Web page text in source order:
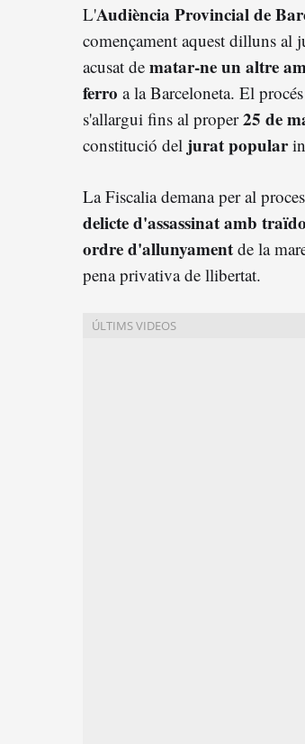
L'Audiència Provincial de
començament aquest dilluns al
acusat de matar-ne un altre
ferro a la Barceloneta. El
s'allargui fins al proper25 de
constitució del jurat popular
La Fiscalia demana per al
delicte d'assassinat amb
ordre d'allunyament de la
pena privativa de llibertat.